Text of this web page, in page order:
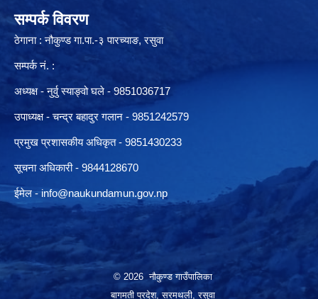
सम्पर्क विवरण
ठेगाना : नौकुण्ड गा.पा.-३ पारच्याङ, रसुवा
सम्पर्क नं. :
अध्यक्ष - नुर्वु स्याङ्वो घले - 9851036717
उपाध्यक्ष - चन्द्र बहादुर गलान - 9851242579
प्रमुख प्रशासकीय अधिकृत - 9851430233
सूचना अधिकारी - 9844128670
ईमेल - info@naukundamun.gov.np
© 2026 नौकुण्ड गाउँपालिका
बागमती प्रदेश, सरमथली, रसुवा